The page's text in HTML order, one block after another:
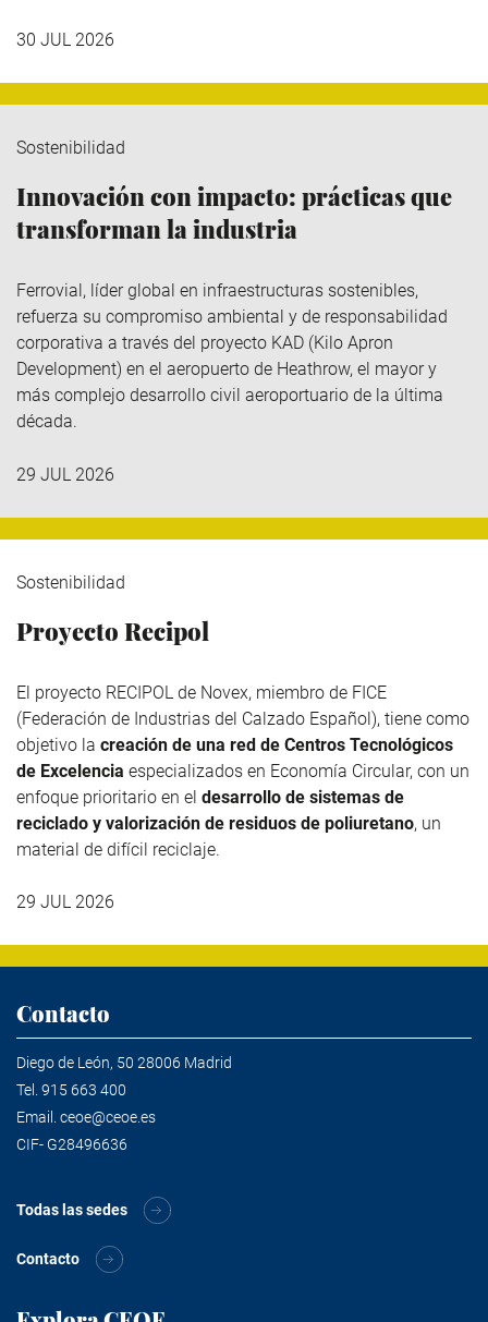
30 JUL 2026
Sostenibilidad
Innovación con impacto: prácticas que
transforman la industria
Ferrovial , líder global en infraestructuras sostenibles,
refuerza su compromiso ambiental y de responsabilidad
corporativa a través del proyecto KAD (Kilo Apron
Development) en el aeropuerto de Heathrow, el mayor y
más complejo desarrollo civil aeroportuario de la última
década.
29 JUL 2026
Sostenibilidad
Proyecto Recipol
El proyecto RECIPOL de Novex, miembro de FICE
(Federación de Industrias del Calzado Español), tiene como
objetivo la creación de una red de Centros Tecnológicos
de Excelencia especializados en Economía Circular, con un
enfoque prioritario en el desarrollo de sistemas de
reciclado y valorización de residuos de poliuretano, un
material de difícil reciclaje.
29 JUL 2026
Contacto
Diego de León, 50 28006 Madrid
Tel. 915 663 400
Email. ceoe@ceoe.es
CIF- G28496636
Todas las sedes
Contacto